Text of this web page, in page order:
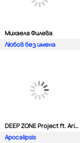
Михаела Филева
Любов без имена
DEEP ZONE Project ft. Aristos Constantinou
Apocalipsis